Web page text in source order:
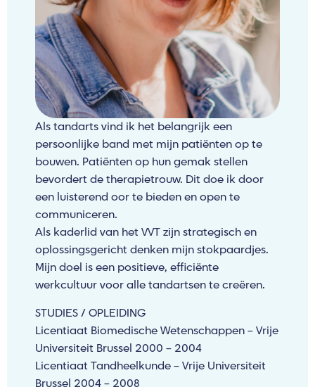
Als tandarts vind ik het belangrijk een
persoonlijke band met mijn patiënten op te
bouwen. Patiënten op hun gemak stellen
bevordert de therapietrouw. Dit doe ik door
een luisterend oor te bieden en open te
communiceren.
Als kaderlid van het VVT zijn strategisch en
oplossingsgericht denken mijn stokpaardjes.
Mijn doel is een positieve, efficiënte
werkcultuur voor alle tandartsen te creëren.
STUDIES / OPLEIDING
Licentiaat Biomedische Wetenschappen – Vrije
Universiteit Brussel 2000 – 2004
Licentiaat Tandheelkunde – Vrije Universiteit
Brussel 2004 – 2008